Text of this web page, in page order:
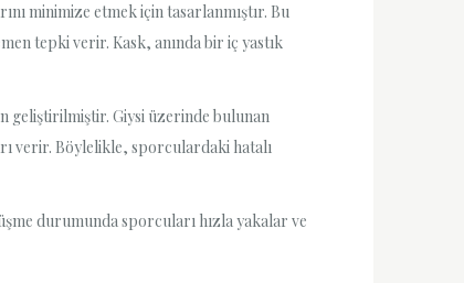
minimize etmek için tasarlanmıştır. Bu
tepki verir. Kask, anında bir iç yastık
geliştirilmiştir. Giysi üzerinde bulunan
verir. Böylelikle, sporculardaki hatalı
durumunda sporcuları hızla yakalar ve